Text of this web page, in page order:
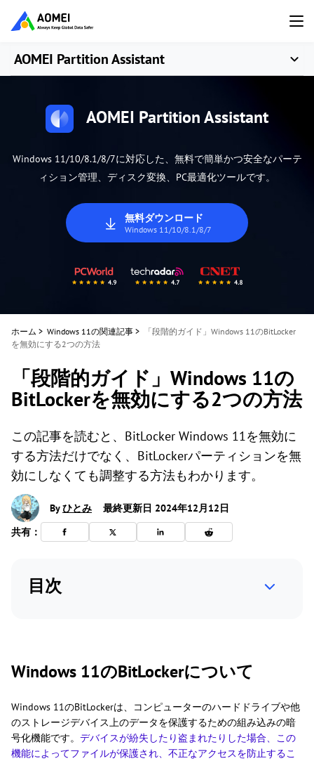
AOMEI Partition Assistant
AOMEI Partition Assistant
Windows 11/10/8.1/8/7に対応した、無料で簡単かつ安全なパーテ
ィション管理、ディスク変換、PC最適化ツールです。
無料ダウンロード
Windows 11/10/8.1/8/7
ホーム > Windows 11の関連記事 >
「段階的ガイド」Windows 11のBitLocker
を無効にする2つの方法
「段階的ガイド」Windows 11の
BitLockerを無効にする2つの方法
この記事を読むと、BitLocker Windows 11を無効に
する方法だけでなく、BitLockerパーティションを無
効にしなくても調整する方法もわかります。
Byひとみ
最終更新日 2024年12月12日
共有：
目次
Windows 11のBitLockerについて
Windows 11のBitLockerは、コンピューターのハードドライブや他
のストレージデバイス上のデータを保護するための組み込みの暗
号化機能です。 デバイスが紛失したり盗まれたりした場合、この
機能によってファイルが保護され、不正なアクセスを防止するこ